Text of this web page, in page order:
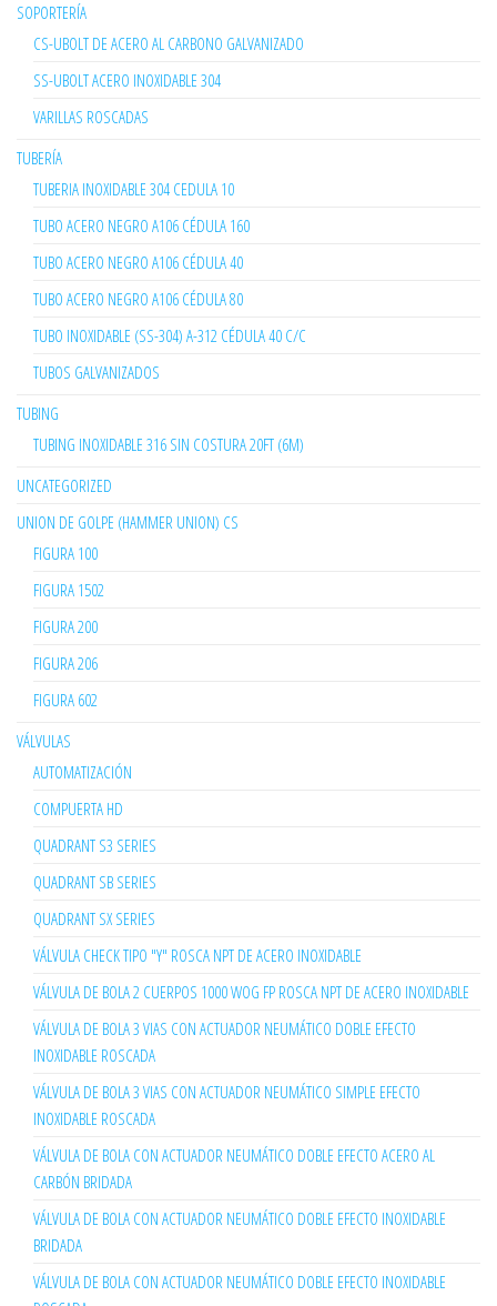
SOPORTERÍA
CS-UBOLT DE ACERO AL CARBONO GALVANIZADO
SS-UBOLT ACERO INOXIDABLE 304
VARILLAS ROSCADAS
TUBERÍA
TUBERIA INOXIDABLE 304 CEDULA 10
TUBO ACERO NEGRO A106 CÉDULA 160
TUBO ACERO NEGRO A106 CÉDULA 40
TUBO ACERO NEGRO A106 CÉDULA 80
TUBO INOXIDABLE (SS-304) A-312 CÉDULA 40 C/C
TUBOS GALVANIZADOS
TUBING
TUBING INOXIDABLE 316 SIN COSTURA 20FT (6M)
UNCATEGORIZED
UNION DE GOLPE (HAMMER UNION) CS
FIGURA 100
FIGURA 1502
FIGURA 200
FIGURA 206
FIGURA 602
VÁLVULAS
AUTOMATIZACIÓN
COMPUERTA HD
QUADRANT S3 SERIES
QUADRANT SB SERIES
QUADRANT SX SERIES
VÁLVULA CHECK TIPO "Y" ROSCA NPT DE ACERO INOXIDABLE
VÁLVULA DE BOLA 2 CUERPOS 1000 WOG FP ROSCA NPT DE ACERO INOXIDABLE
VÁLVULA DE BOLA 3 VIAS CON ACTUADOR NEUMÁTICO DOBLE EFECTO
INOXIDABLE ROSCADA
VÁLVULA DE BOLA 3 VIAS CON ACTUADOR NEUMÁTICO SIMPLE EFECTO
INOXIDABLE ROSCADA
VÁLVULA DE BOLA CON ACTUADOR NEUMÁTICO DOBLE EFECTO ACERO AL
CARBÓN BRIDADA
VÁLVULA DE BOLA CON ACTUADOR NEUMÁTICO DOBLE EFECTO INOXIDABLE
BRIDADA
VÁLVULA DE BOLA CON ACTUADOR NEUMÁTICO DOBLE EFECTO INOXIDABLE